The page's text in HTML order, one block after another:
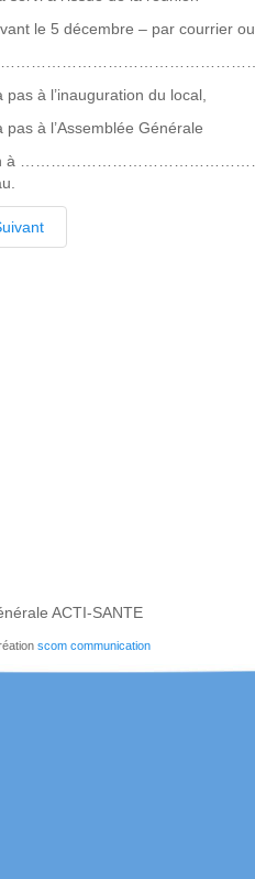
le 5 décembre – par courrier
pas à l’inauguration du local,
pas à l’Assemblée Générale
à
ACTI-SANTE
scom communication